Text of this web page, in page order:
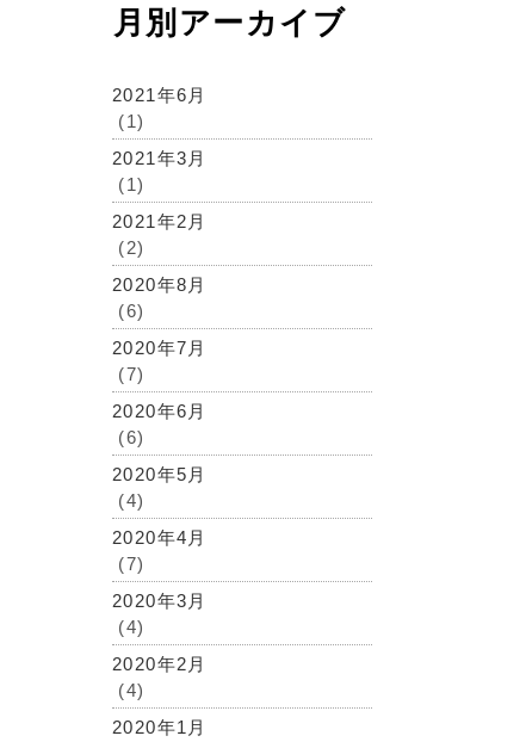
月別アーカイブ
2021年6月
(1)
2021年3月
(1)
2021年2月
(2)
2020年8月
(6)
2020年7月
(7)
2020年6月
(6)
2020年5月
(4)
2020年4月
(7)
2020年3月
(4)
2020年2月
(4)
2020年1月